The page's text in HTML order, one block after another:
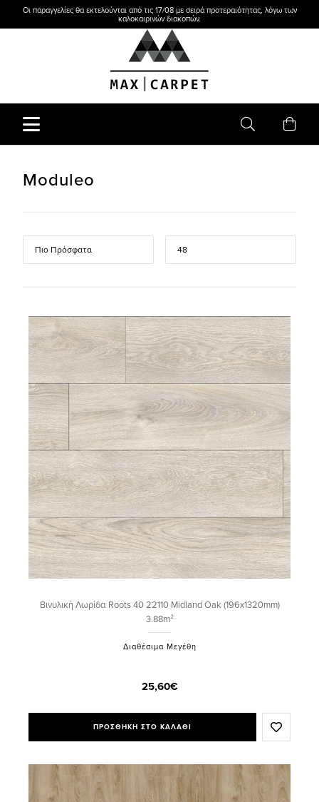
Οι παραγγελίες θα εκτελούνται από τις 17/08 με σειρά προτεραιότητας, λόγω των
καλοκαιρινών διακοπών.
Moduleo
Βινυλική Λωρίδα Roots 40 22110 Midland Oak (196x1320mm)
3.88m²
Διαθέσιμα Μεγέθη
25,60€
ΠΡΟΣΘΗΚΗ ΣΤΟ ΚΑΛΑΘΙ